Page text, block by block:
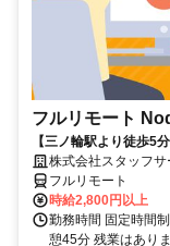
フルリモート
【三ノ輪駅より徒歩5
を活用したサービス開
われる環境です☆
株式会社スタッフ
フルリモート
時給2,800円以上
勤務時間 固定時間
憩45分 残業はありま